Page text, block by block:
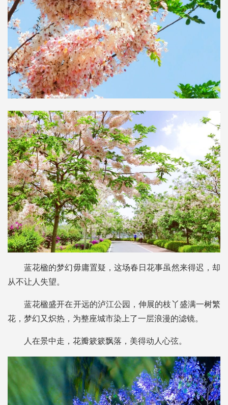
蓝花楹的梦幻毋庸置疑， 这场春日花事虽然来得迟，却
从不让人失望。
蓝花楹盛开在开远的泸江公园，伸展的枝丫盛满一树繁
花，梦幻又炽热，为整座城市染上了一层浪漫的滤镜。
人在景中走，花瓣簌簌飘落，美得动人心弦。